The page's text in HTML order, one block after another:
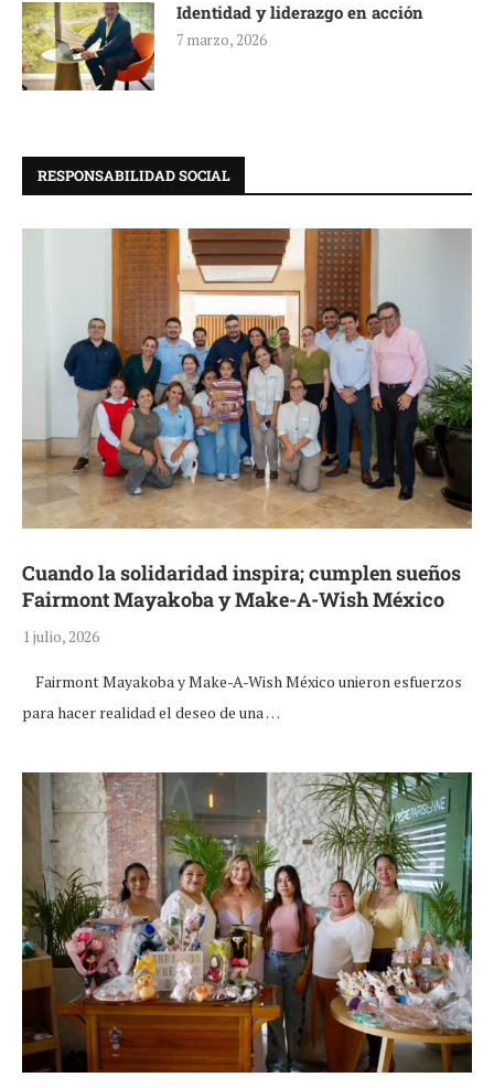
Identidad y liderazgo en acción
7 marzo, 2026
RESPONSABILIDAD SOCIAL
Cuando la solidaridad inspira; cumplen sueños
Fairmont Mayakoba y Make-A-Wish México
1 julio, 2026
Fairmont Mayakoba y Make-A-Wish México unieron esfuerzos
para hacer realidad el deseo de una …